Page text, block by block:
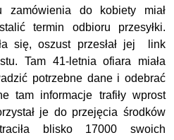
zamówienia do kobiety miał
termin odbioru przesyłki.
się, oszust przesłał jej link
Tam 41-letnia ofiara miała
potrzebne dane i odebrać
tam informacje trafiły wprost
je do przejęcia środków
blisko 17000 swoich